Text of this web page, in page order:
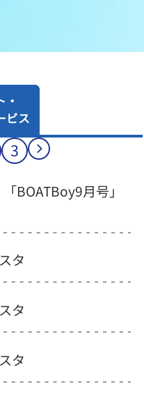
・
ビス
3
BOATBoy9月号」
タ
タ
タ